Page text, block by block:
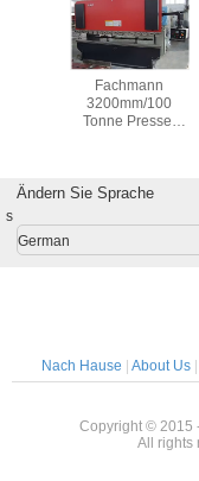
Hydraulic
Danfoss Gear
Pump
Ändern Sie Sprache
s
German
Nach Hause About Us
Copyright © 2015
All rights